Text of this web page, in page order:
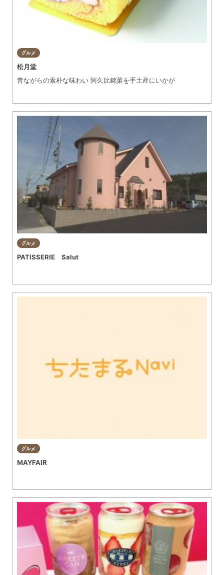
グルメ
松月堂
昔ながらの素朴な味わい 阿久比銘菓を手土産にいかが
グルメ
PATISSERIE Salut
グルメ
MAYFAIR